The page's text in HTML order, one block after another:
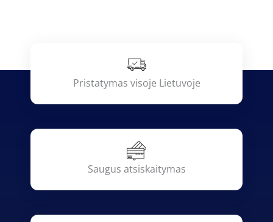
Pristatymas visoje Lietuvoje
Saugus atsiskaitymas